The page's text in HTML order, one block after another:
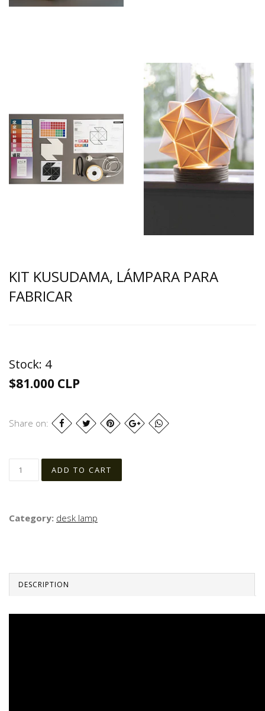
KIT KUSUDAMA, LÁMPARA PARA
FABRICAR
Stock: 4
$81.000 CLP
Share on:
Category: desk lamp
DESCRIPTION